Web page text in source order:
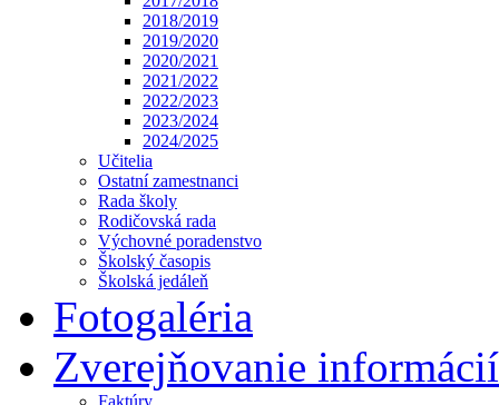
2018/2019
2019/2020
2020/2021
2021/2022
2022/2023
2023/2024
2024/2025
Učitelia
Ostatní zamestnanci
Rada školy
Rodičovská rada
Výchovné poradenstvo
Školský časopis
Školská jedáleň
Fotogaléria
Zverejňovanie informácií
Faktúry